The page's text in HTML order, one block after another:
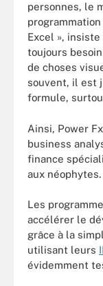
personnes, le
Excel », insiste
toujours
de choses
souvent, il est
formule,
Ainsi, Power
business
finance
aux néophytes.
Les
accélérer le
grâce à la
utilisant leurs
évidemment